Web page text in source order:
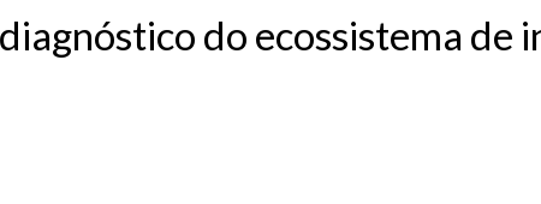
do ecossistema de